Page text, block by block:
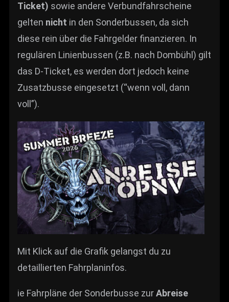
Ticket) sowie andere Verbundfahrscheine
gelten nicht in den Sonderbussen, da sich
diese rein über die Fahrgelder finanzieren. In
regulären Linienbussen (z.B. nach Dombühl) gilt
das D-Ticket, es werden dort jedoch keine
Zusatzbusse eingesetzt (“wenn voll, dann
voll”).
Mit Klick auf die Grafik gelangst du zu
detaillierten Fahrplaninfos.
ie Fahrpläne der Sonderbusse zurAbreise